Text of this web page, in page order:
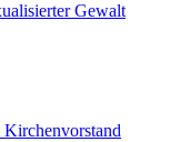
Gewalt
Kirchenvorstand